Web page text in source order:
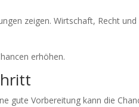
zeigen. Wirtschaft, Recht und
erhöhen.
gute Vorbereitung kann die